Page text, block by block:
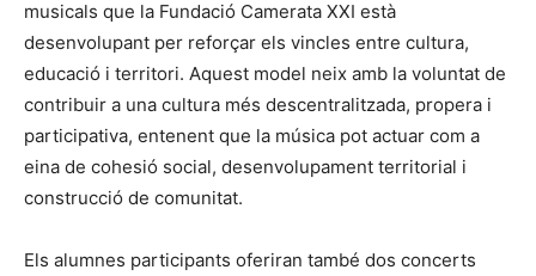
musicals que la Fundació Camerata XXI està
desenvolupant per reforçar els vincles entre cultura,
educació i territori. Aquest model neix amb la voluntat de
contribuir a una cultura més descentralitzada, propera i
participativa, entenent que la música pot actuar com a
eina de cohesió social, desenvolupament territorial i
construcció de comunitat.
Els alumnes participants oferiran també dos concerts